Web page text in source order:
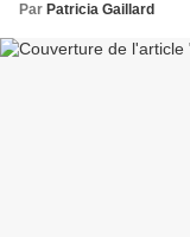
Par Patricia Gaillard